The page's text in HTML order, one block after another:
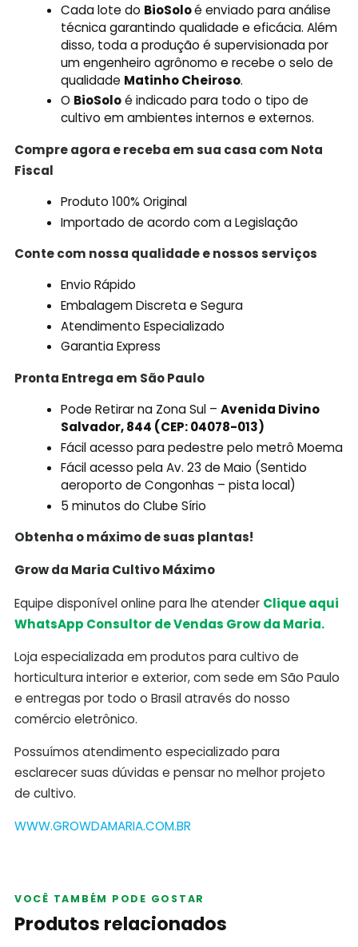
Cada lote do BioSoloé enviado para análise
técnica garantindo qualidade e eficácia. Além
disso, toda a produção é supervisionada por
um engenheiro agrônomo e recebe o selo de
qualidade Matinho Cheiroso.
O BioSoloé indicado para todo o tipo de
cultivo em ambientes internos e externos.
Compre agora e receba em sua casa com Nota
Fiscal
Produto 100% Original
Importado de acordo com a Legislação
Conte com nossa qualidade e nossos serviços
Envio Rápido
Embalagem Discreta e Segura
Atendimento Especializado
Garantia Express
Pronta Entrega em São Paulo
Pode Retirar na Zona Sul –Avenida Divino
Salvador, 844 (CEP: 04078-013)
Fácil acesso para pedestre pelo metrô Moema
Fácil acesso pela Av. 23 de Maio (Sentido
aeroporto de Congonhas – pista local)
5 minutos do Clube Sírio
Obtenha o máximo de suas plantas!
Grow da Maria Cultivo Máximo
Equipe disponível online para lhe atender Clique aqui
WhatsApp Consultor de Vendas Grow da Maria.
Loja especializada em produtos para cultivo de
horticultura interior e exterior, com sede em São Paulo
e entregas por todo o Brasil através do nosso
comércio eletrônico.
Possuímos atendimento especializado para
esclarecer suas dúvidas e pensar no melhor projeto
de cultivo.
WWW.GROWDAMARIA.COM.BR
VOCÊ TAMBÉM PODE GOSTAR
Produtos relacionados